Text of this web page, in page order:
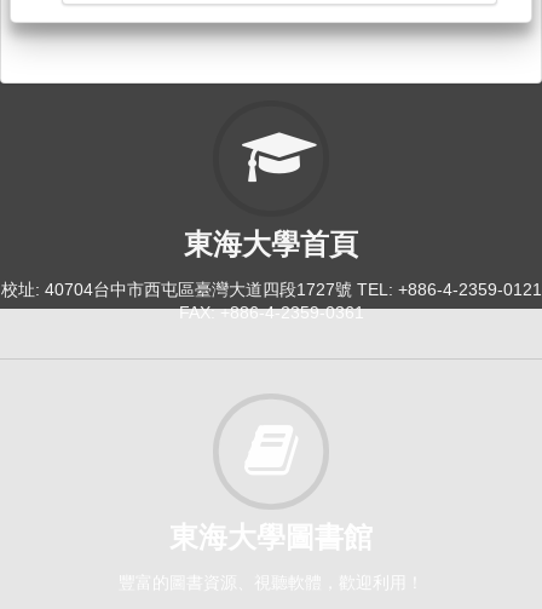
東海大學首頁
校址: 40704台中市西屯區臺灣大道四段1727號 TEL: +886-4-2359-0121
FAX: +886-4-2359-0361
東海大學圖書館
豐富的圖書資源、視聽軟體，歡迎利用！